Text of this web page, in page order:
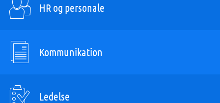
HR og personale
Kommunikation
Ledelse